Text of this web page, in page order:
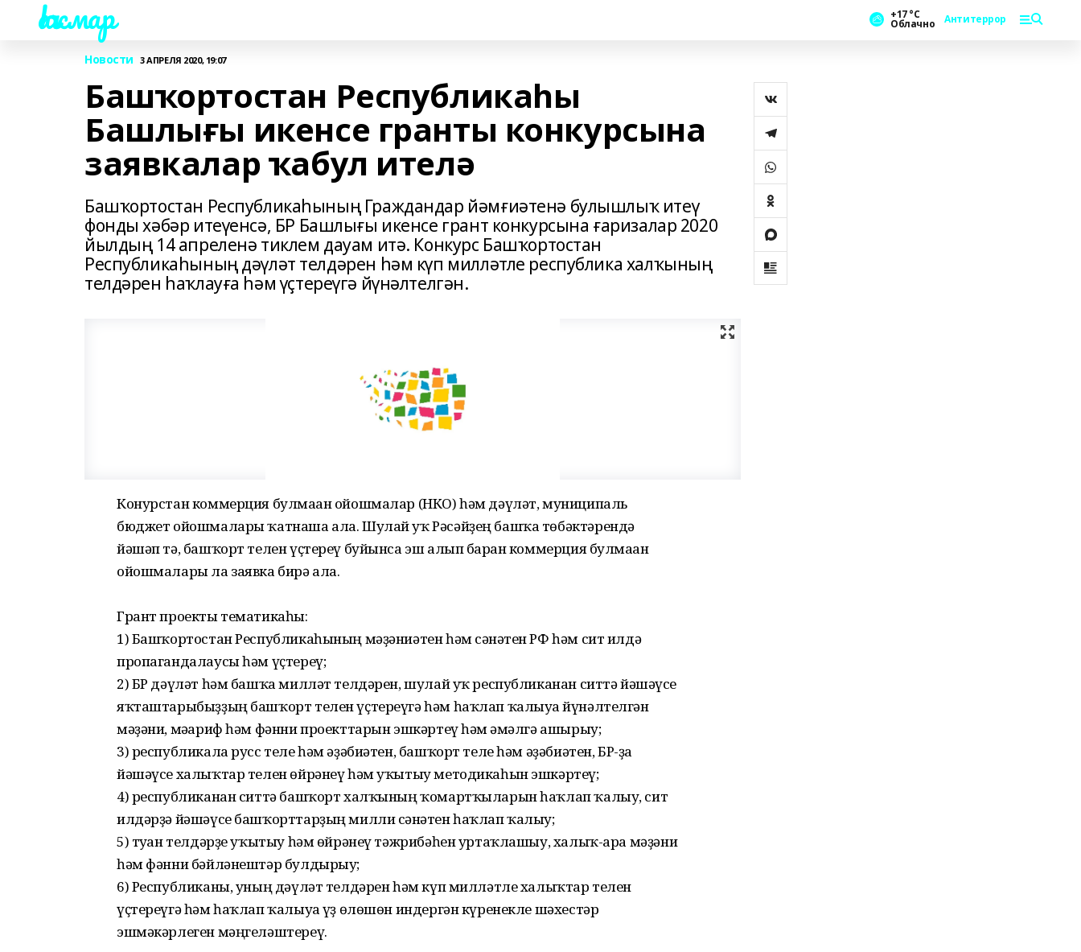
Һаҡмар +17 °С
Облачно Антитеррор
Новости 3 АПРЕЛЯ 2020, 19:07
Башҡортостан Республикаһы
Башлығы икенсе гранты конкурсына
заявкалар ҡабул ителә
Башҡортостан Республикаһының Граждандар йәмғиәтенә булышлыҡ итеү
фонды хәбәр итеүенсә, БР Башлығы икенсе грант конкурсына ғаризалар 2020
йылдың 14 апреленә тиклем дауам итә. Конкурс Башҡортостан
Республикаһының дәүләт телдәрен һәм күп милләтле республика халҡының
телдәрен һаҡлауға һәм үҫтереүгә йүнәлтелгән.
Конурстан коммерция булмаған ойошмалар (НКО) һәм дәүләт, муниципаль
бюджет ойошмалары ҡатнаша ала. Шулай уҡ Рәсәйҙең башҡа төбәктәрендә
йәшәп тә, башҡорт телен үҫтереү буйынса эш алып барған коммерция булмаған
ойошмалары ла заявка бирә ала.
Грант проекты тематикаһы:
1) Башҡортостан Республикаһының мәҙәниәтен һәм сәнғәтен РФ һәм сит илдә
пропагандалаусы һәм үҫтереү;
2) БР дәүләт һәм башҡа милләт телдәрен, шулай уҡ республиканан ситтә йәшәүсе
яҡташтарыбыҙҙың башҡорт телен үҫтереүгә һәм һаҡлап ҡалыуға йүнәлтелгән
мәҙәни, мәғариф һәм фәнни проекттарын эшкәртеү һәм ғәмәлгә ашырыу;
3) республикала русс теле һәм әҙәбиәтен, башҡорт теле һәм әҙәбиәтен, БР-ҙа
йәшәүсе халыҡтар телен өйрәнеү һәм уҡытыу методикаһын эшкәртеү;
4) республиканан ситтә башҡорт халҡының ҡомартҡыларын һаҡлап ҡалыу, сит
илдәрҙә йәшәүсе башҡорттарҙың милли сәнғәтен һаҡлап ҡалыу;
5) туған телдәрҙе уҡытыу һәм өйрәнеү тәжрибәһен уртаҡлашыу, халыҡ-ара мәҙәни
һәм фәнни бәйләнештәр булдырыу;
6) Республиканы, уның дәүләт телдәрен һәм күп милләтле халыҡтар телен
үҫтереүгә һәм һаҡлап ҡалыуға үҙ өлөшөн индергән күренекле шәхестәр
эшмәкәрлеген мәңгеләштереү.